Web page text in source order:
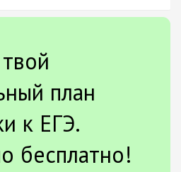
план
к ЕГЭ.
бесплатно!